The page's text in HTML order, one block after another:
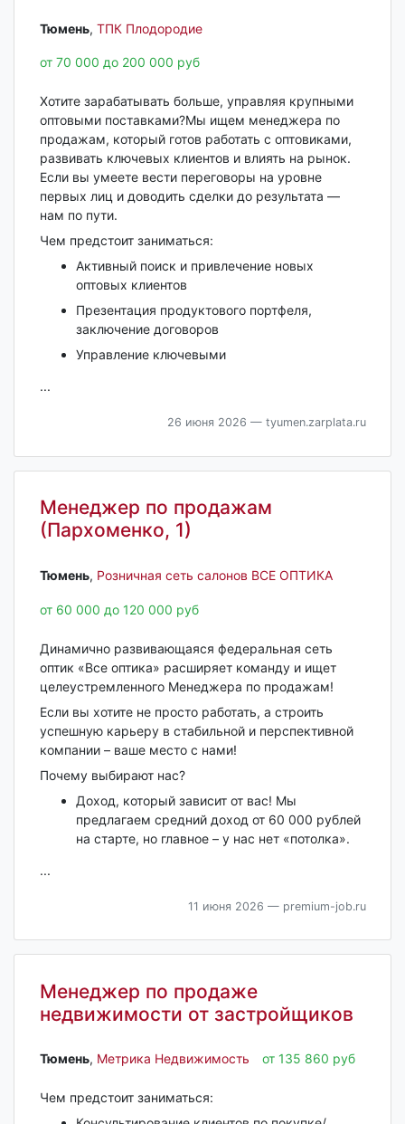
Тюмень‎, ТПК Плодородие
от 70 000 до 200 000 руб
Хотите зарабатывать больше, управляя крупными
оптовыми поставками?Мы ищем менеджера по
продажам, который готов работать с оптовиками,
развивать ключевых клиентов и влиять на рынок.
Если вы умеете вести переговоры на уровне
первых лиц и доводить сделки до результата —
нам по пути.
Чем предстоит заниматься:
Активный поиск и привлечение новых
оптовых клиентов
Презентация продуктового портфеля,
заключение договоров
Управление ключевыми
...
26 июня 2026 — tyumen.zarplata.ru
Менеджер по продажам
(Пархоменко, 1)
Тюмень‎, Розничная сеть салонов ВСЕ ОПТИКА
от 60 000 до 120 000 руб
Динамично развивающаяся федеральная сеть
оптик «Все оптика» расширяет команду и ищет
целеустремленного Менеджера по продажам!
Если вы хотите не просто работать, а строить
успешную карьеру в стабильной и перспективной
компании – ваше место с нами!
Почему выбирают нас?
Доход, который зависит от вас! Мы
предлагаем средний доход от 60 000 рублей
на старте, но главное – у нас нет «потолка».
...
11 июня 2026 — premium-job.ru
Менеджер по продаже
недвижимости от застройщиков
Тюмень‎, Метрика Недвижимость от 135 860 руб
Чем предстоит заниматься: